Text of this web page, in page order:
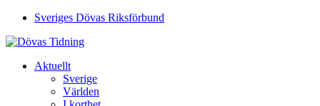
Sveriges Dövas Riksförbund
Aktuellt
Sverige
Världen